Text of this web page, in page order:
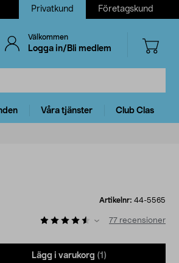
Privatkund Företagskund
Välkommen
Logga in/Bli medlem
Våra tjänster Club Clas
Artikelnr: 44-5565
77 recensioner
Lägg i varukorg (1)